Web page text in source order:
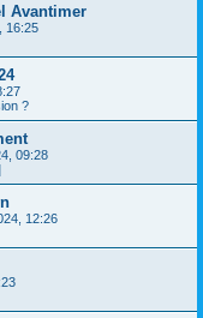
Avantimer
16:25
?
09:28
12:26